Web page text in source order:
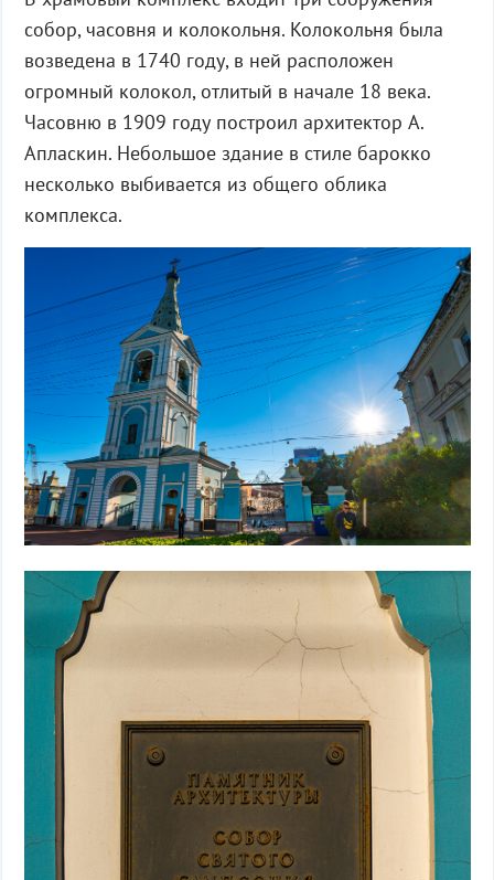
собор, часовня и колокольня. Колокольня была
возведена в 1740 году, в ней расположен
огромный колокол, отлитый в начале 18 века.
Часовню в 1909 году построил архитектор А.
Апласкин. Небольшое здание в стиле барокко
несколько выбивается из общего облика
комплекса.